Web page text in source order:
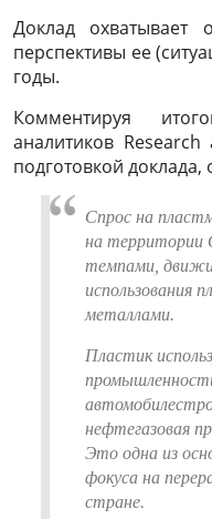
Доклад
перспективы ее
годы.
Комментируя
аналитиков
подготовкой доклада,
Спрос на
на
темпами,
использования
металлами.
Пластик
нефтегазовая
Это одна из
фокуса на
стране.